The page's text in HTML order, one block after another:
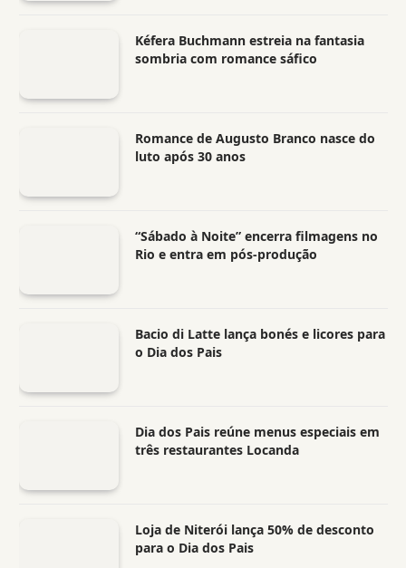
Kéfera Buchmann estreia na fantasia
sombria com romance sáfico
Romance de Augusto Branco nasce do
luto após 30 anos
“Sábado à Noite” encerra filmagens no
Rio e entra em pós-produção
Bacio di Latte lança bonés e licores para
o Dia dos Pais
Dia dos Pais reúne menus especiais em
três restaurantes Locanda
Loja de Niterói lança 50% de desconto
para o Dia dos Pais